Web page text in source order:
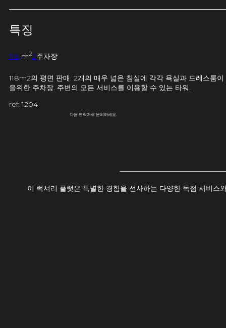
특징
118 m22주차장
118m2의 평면 판매: 2개의 매우 넓은 침실에 각각 욕실과 드레스룸
을위한 주차장. 주변의 모든 서비스를 이용할 수 있는 타워.
ref: 1204
다음 연락처로 문의하세요.
이 럭셔리 플랫은 특별한 경험을 선사하는 다양한 독점 서비스